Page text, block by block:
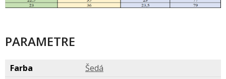
PARAMETRE
Farba
ed